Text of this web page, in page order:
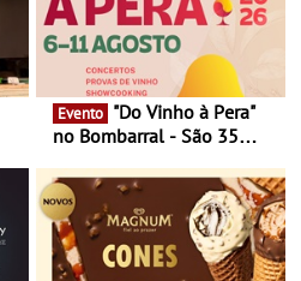
Evento
no Bombarral - São 35
prova e seis dias de
experiências